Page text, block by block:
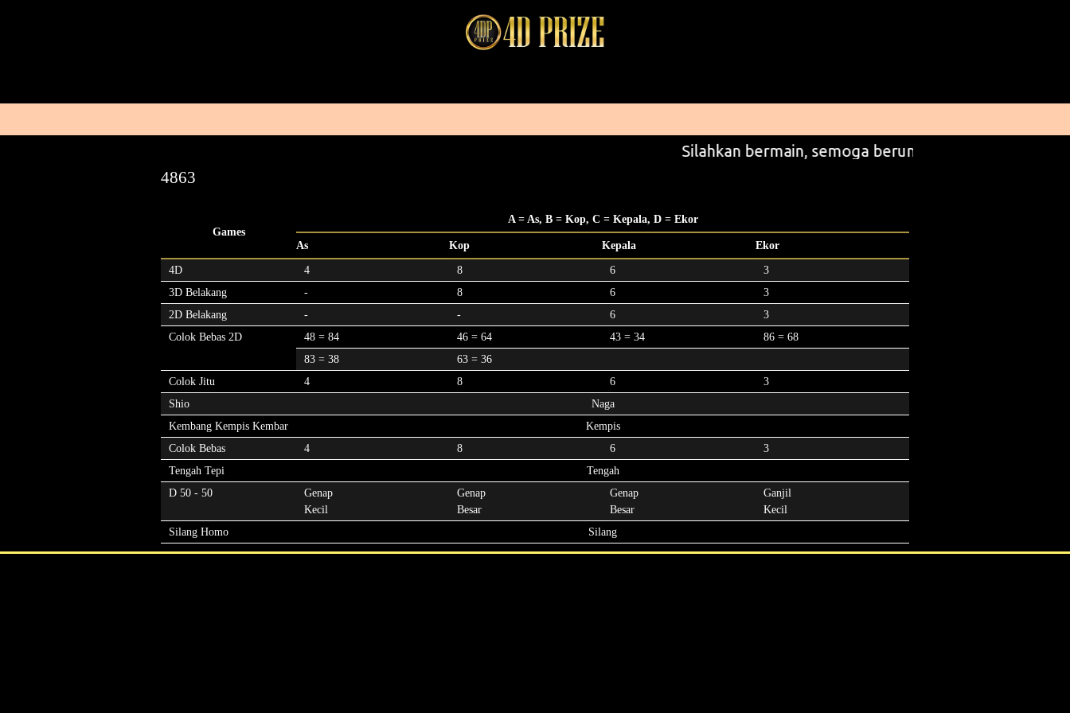
Silahkan bermain, semoga beruntung
4863
Games
A = As, B = Kop, C = Kepala, D = Ekor
As Kop Kepala Ekor
4D 4 8 6
3
3D Belakang
- 8 6
3
2D Belakang
- - 6
3
Colok Bebas 2D
48 = 84 46 = 64 43 = 34
86 = 68
83 = 38
63 = 36
Colok Jitu
4 8 6
3
Shio
Naga
Kembang Kempis Kembar
Kempis
Colok Bebas
4 8 6
3
Tengah Tepi
Tengah
D 50 - 50
Genap
Kecil
Genap
Besar
Genap
Besar
Ganjil
Kecil
Silang Homo
Silang